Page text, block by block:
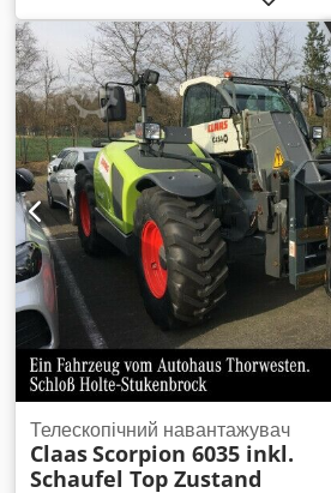
Телескопічний навантажувач
ClaasScorpion 6035 inkl.
Schaufel Top Zustand